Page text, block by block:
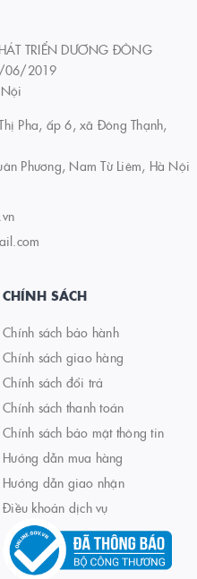
TRIỂN DƯƠNG ĐÔNG
06/2019
Pha, ấp 6, xã Đông Thạnh,
Phương, Nam Từ Liêm, Hà Nội
CHÍNH SÁCH
Chính sách bảo hành
Chính sách giao hàng
Chính sách đổi trả
Chính sách thanh toán
Chính sách bảo mật thông tin
Hướng dẫn mua hàng
Hướng dẫn giao nhận
Điều khoản dịch vụ